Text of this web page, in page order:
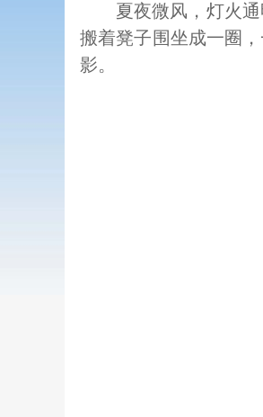
夏夜微风，灯火
搬着凳子围坐成一圈
影。